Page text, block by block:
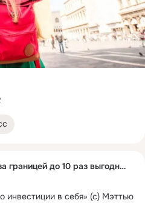
«ГудЛайн» - Роуминг за границей до 10 раз выгоднее
инвестиции в себя» (с) Мэттью